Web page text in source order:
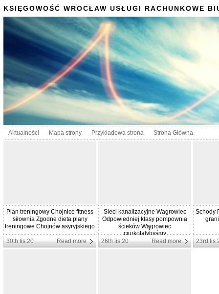
KSIĘGOWOŚĆ WROCŁAW USŁUGI RACHUNKOWE
Aktualności Mapa strony Przykładowa strona Strona Główna
Plan treningowy Chojnice fitness
siłownia Zgodne dieta plany
treningowe Chojnów asyryjskiego
30th lis 20 Read more
Sieci kanalizacyjne Wagrowiec
Odpowiedniej klasy pompownia
ścieków Wągrowiec
ciurkotałybyśmy
26th lis 20
Read more
Schody
23rd lis